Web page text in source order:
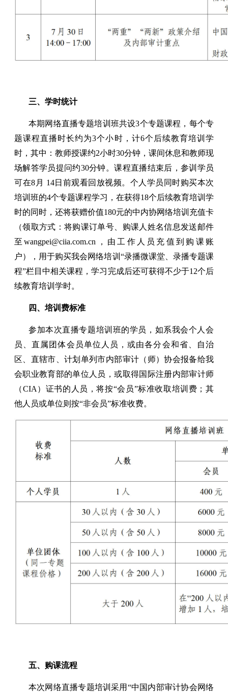
三、学时统计
本期网络直播专题培训班共设3个专题课程，每个专
题课程直播时长约为3个小时，计6个后续教育培训学
时，其中：教师授课约2小时30分钟，课间休息和教师现
场解答学员提问约30分钟。课程直播结束后，参训学员
可在8月 14日前观看回放视频。个人学员同时购买本次
培训班的4个专题课程学习，在获得18个后续教育培训学
时的同时，还将获赠价值180元的中内协网络培训充值卡
（领取方式：将购课订单号、购课人姓名信息发送邮件
至wangpei@ciia.com.cn，由工作人员充值到购课账
户），用于购买我会网络培训“录播微课堂、录播专题课
程”栏目中相关课程，学习完成后还可获得不少于12个后
续教育培训学时。
四、培训费标准
参加本次直播专题培训班的学员，如系我会个人会
员、直属团体会员单位人员，或由各分会和省、自治
区、直辖市、计划单列市内部审计（师）协会报备给我
会职业教育部的单位人员，或取得国际注册内部审计师
（CIA）证书的人员，将按“会员”标准收取培训费；其
他人员或单位则按“非会员”标准收费。
五、购课流程
本次网络直播专题培训采用“中国内部审计协会网络